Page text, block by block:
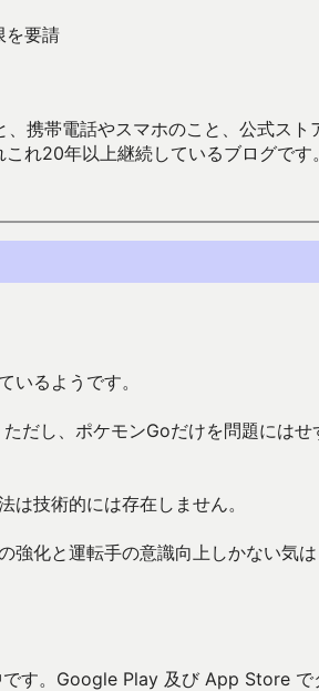
を要請
携帯電話やスマホのこと、公式ス
れ20年以上継続しているブログ
るようです。
だし、ポケモンGoだけを問題にはせ
技術的には存在しません。
強化と運転手の意識向上しかない気は
です。Google Play 及び App Store で